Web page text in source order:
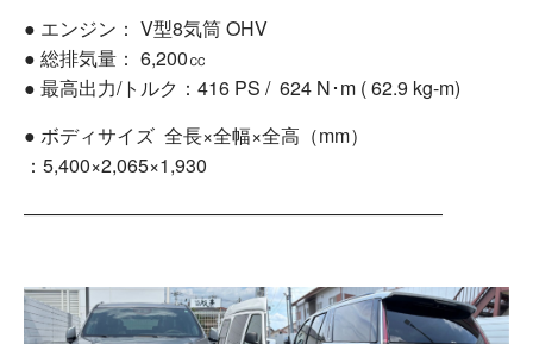
● エンジン： V型8気筒 OHV
● 総排気量： 6,200㏄
● 最高出力/トルク：416 PS / 624 N･m ( 62.9 kg-m)
● ボディサイズ 全長×全幅×全高（mm）
：5,400×2,065×1,930
――――――――――――――――――――――